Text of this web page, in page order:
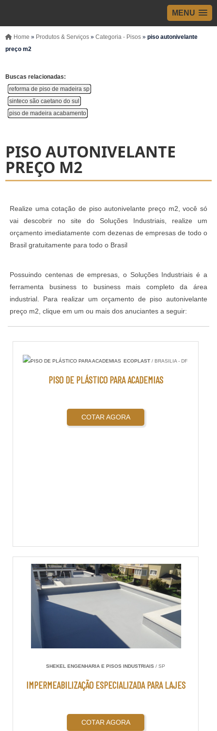
MENU
Home » Produtos & Serviços»Categoria - Pisos»piso autonivelante
preço m2
Buscas relacionadas:
reforma de piso de madeira sp
sinteco são caetano do sul
piso de madeira acabamento
PISO AUTONIVELANTE
PREÇO M2
Realize uma cotação de piso autonivelante preço m2, você só
vai descobrir no site do Soluções Industriais, realize um
orçamento imediatamente com dezenas de empresas de todo o
Brasil gratuitamente para todo o Brasil
Possuindo centenas de empresas, o Soluções Industriais é a
ferramenta business to business mais completo da área
industrial. Para realizar um orçamento de piso autonivelante
preço m2, clique em um ou mais dos anuciantes a seguir:
ECOPLAST/ BRASILIA - DF
PISO DE PLÁSTICO PARA ACADEMIAS
COTAR AGORA
SHEKEL ENGENHARIA E PISOS INDUSTRIAIS / SP
IMPERMEABILIZAÇÃO ESPECIALIZADA PARA LAJES
COTAR AGORA